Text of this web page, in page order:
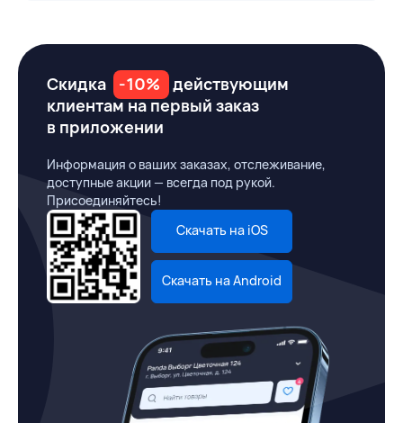
Скидка -10%
действующим
клиентам на первый заказ
в приложении
Информация о ваших заказах, отслеживание,
доступные акции — всегда под рукой.
Присоединяйтесь!
Скачать на iOS
Скачать на Android